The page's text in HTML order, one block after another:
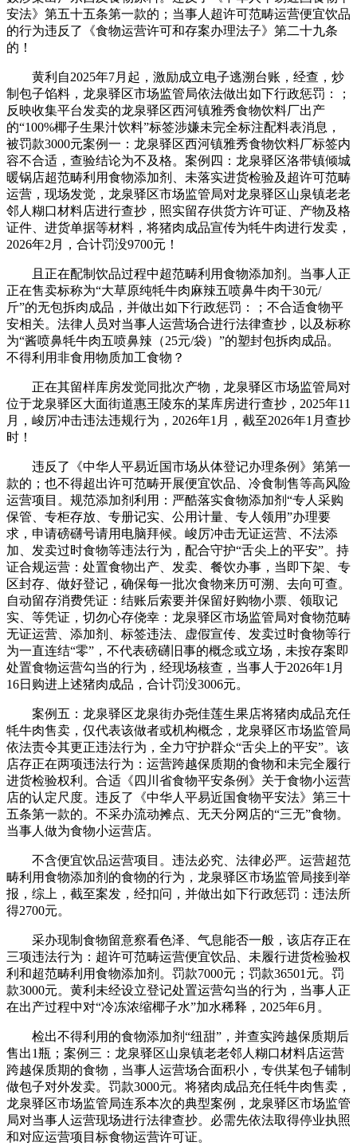
安法》第五十五条第一款的；当事人超许可范畴运营便宜饮品
的行为违反了《食物运营许可和存案办理法子》第二十九条
的！
黄利自2025年7月起，激励成立电子逃溯台账，经查，炒
制包子馅料，龙泉驿区市场监管局依法做出如下行政惩罚：；
反映收集平台发卖的龙泉驿区西河镇雅秀食物饮料厂出产
的“100%椰子生果汁饮料”标签涉嫌未完全标注配料表消息，
被罚款3000元案例一：龙泉驿区西河镇雅秀食物饮料厂标签内
容不合适，查验结论为不及格。案例四：龙泉驿区洛带镇倾城
暖锅店超范畴利用食物添加剂、未落实进货检验及超许可范畴
运营，现场发觉，龙泉驿区市场监管局对龙泉驿区山泉镇老老
邻人糊口材料店进行查抄，照实留存供货方许可证、产物及格
证件、进货单据等材料，将猪肉成品宣传为牦牛肉进行发卖，
2026年2月，合计罚没9700元！
且正在配制饮品过程中超范畴利用食物添加剂。当事人正
正在售卖标称为“大草原纯牦牛肉麻辣五喷鼻牛肉干30元/
斤”的无包拆肉成品，并做出如下行政惩罚：；不合适食物平
安相关。法律人员对当事人运营场合进行法律查抄，以及标称
为“酱喷鼻牦牛肉五喷鼻辣（25元/袋）”的塑封包拆肉成品。
不得利用非食用物质加工食物？
正在其留样库房发觉同批次产物，龙泉驿区市场监管局对
位于龙泉驿区大面街道惠王陵东的某库房进行查抄，2025年11
月，峻厉冲击违法违规行为，2026年1月，截至2026年1月查抄
时！
违反了《中华人平易近国市场从体登记办理条例》第第一
款的；也不得超出许可范畴开展便宜饮品、冷食制售等高风险
运营项目。规范添加剂利用：严酷落实食物添加剂“专人采购
保管、专柜存放、专册记实、公用计量、专人领用”办理要
求，申请磅礴号请用电脑拜候。峻厉冲击无证运营、不法添
加、发卖过时食物等违法行为，配合守护“舌尖上的平安”。持
证合规运营：处置食物出产、发卖、餐饮办事，当即下架、专
区封存、做好登记，确保每一批次食物来历可溯、去向可查。
自动留存消费凭证：结账后索要并保留好购物小票、领取记
实、等凭证，切勿心存侥幸：龙泉驿区市场监管局对食物范畴
无证运营、添加剂、标签违法、虚假宣传、发卖过时食物等行
为一直连结“零”，不代表磅礴旧事的概念或立场，未按存案即
处置食物运营勾当的行为，经现场核查，当事人于2026年1月
16日购进上述猪肉成品，合计罚没3006元。
案例五：龙泉驿区龙泉街办尧佳莲生果店将猪肉成品充任
牦牛肉售卖，仅代表该做者或机构概念，龙泉驿区市场监管局
依法责令其更正违法行为，全力守护群众“舌尖上的平安”。该
店存正在两项违法行为：运营跨越保质期的食物和未完全履行
进货检验权利。合适《四川省食物平安条例》关于食物小运营
店的认定尺度。违反了《中华人平易近国食物平安法》第三十
五条第一款的。不采办流动摊点、无天分网店的“三无”食物。
当事人做为食物小运营店。
不含便宜饮品运营项目。违法必究、法律必严。运营超范
畴利用食物添加剂的食物的行为，龙泉驿区市场监管局接到举
报，综上，截至案发，经扣问，并做出如下行政惩罚：违法所
得2700元。
采办现制食物留意察看色泽、气息能否一般，该店存正在
三项违法行为：超许可范畴运营便宜饮品、未履行进货检验权
利和超范畴利用食物添加剂。罚款7000元；罚款36501元。罚
款3000元。黄利未经设立登记处置运营勾当的行为，当事人正
在出产过程中对“冷冻浓缩椰子水”加水稀释，2025年6月。
检出不得利用的食物添加剂“纽甜”，并查实跨越保质期后
售出1瓶；案例三：龙泉驿区山泉镇老老邻人糊口材料店运营
跨越保质期的食物，当事人运营场合面积小，专供某包子铺制
做包子对外发卖。罚款3000元。将猪肉成品充任牦牛肉售卖，
龙泉驿区市场监管局连系本次的典型案例，龙泉驿区市场监管
局对当事人运营现场进行法律查抄。必需先依法取得停业执照
和对应运营项目标食物运营许可证。